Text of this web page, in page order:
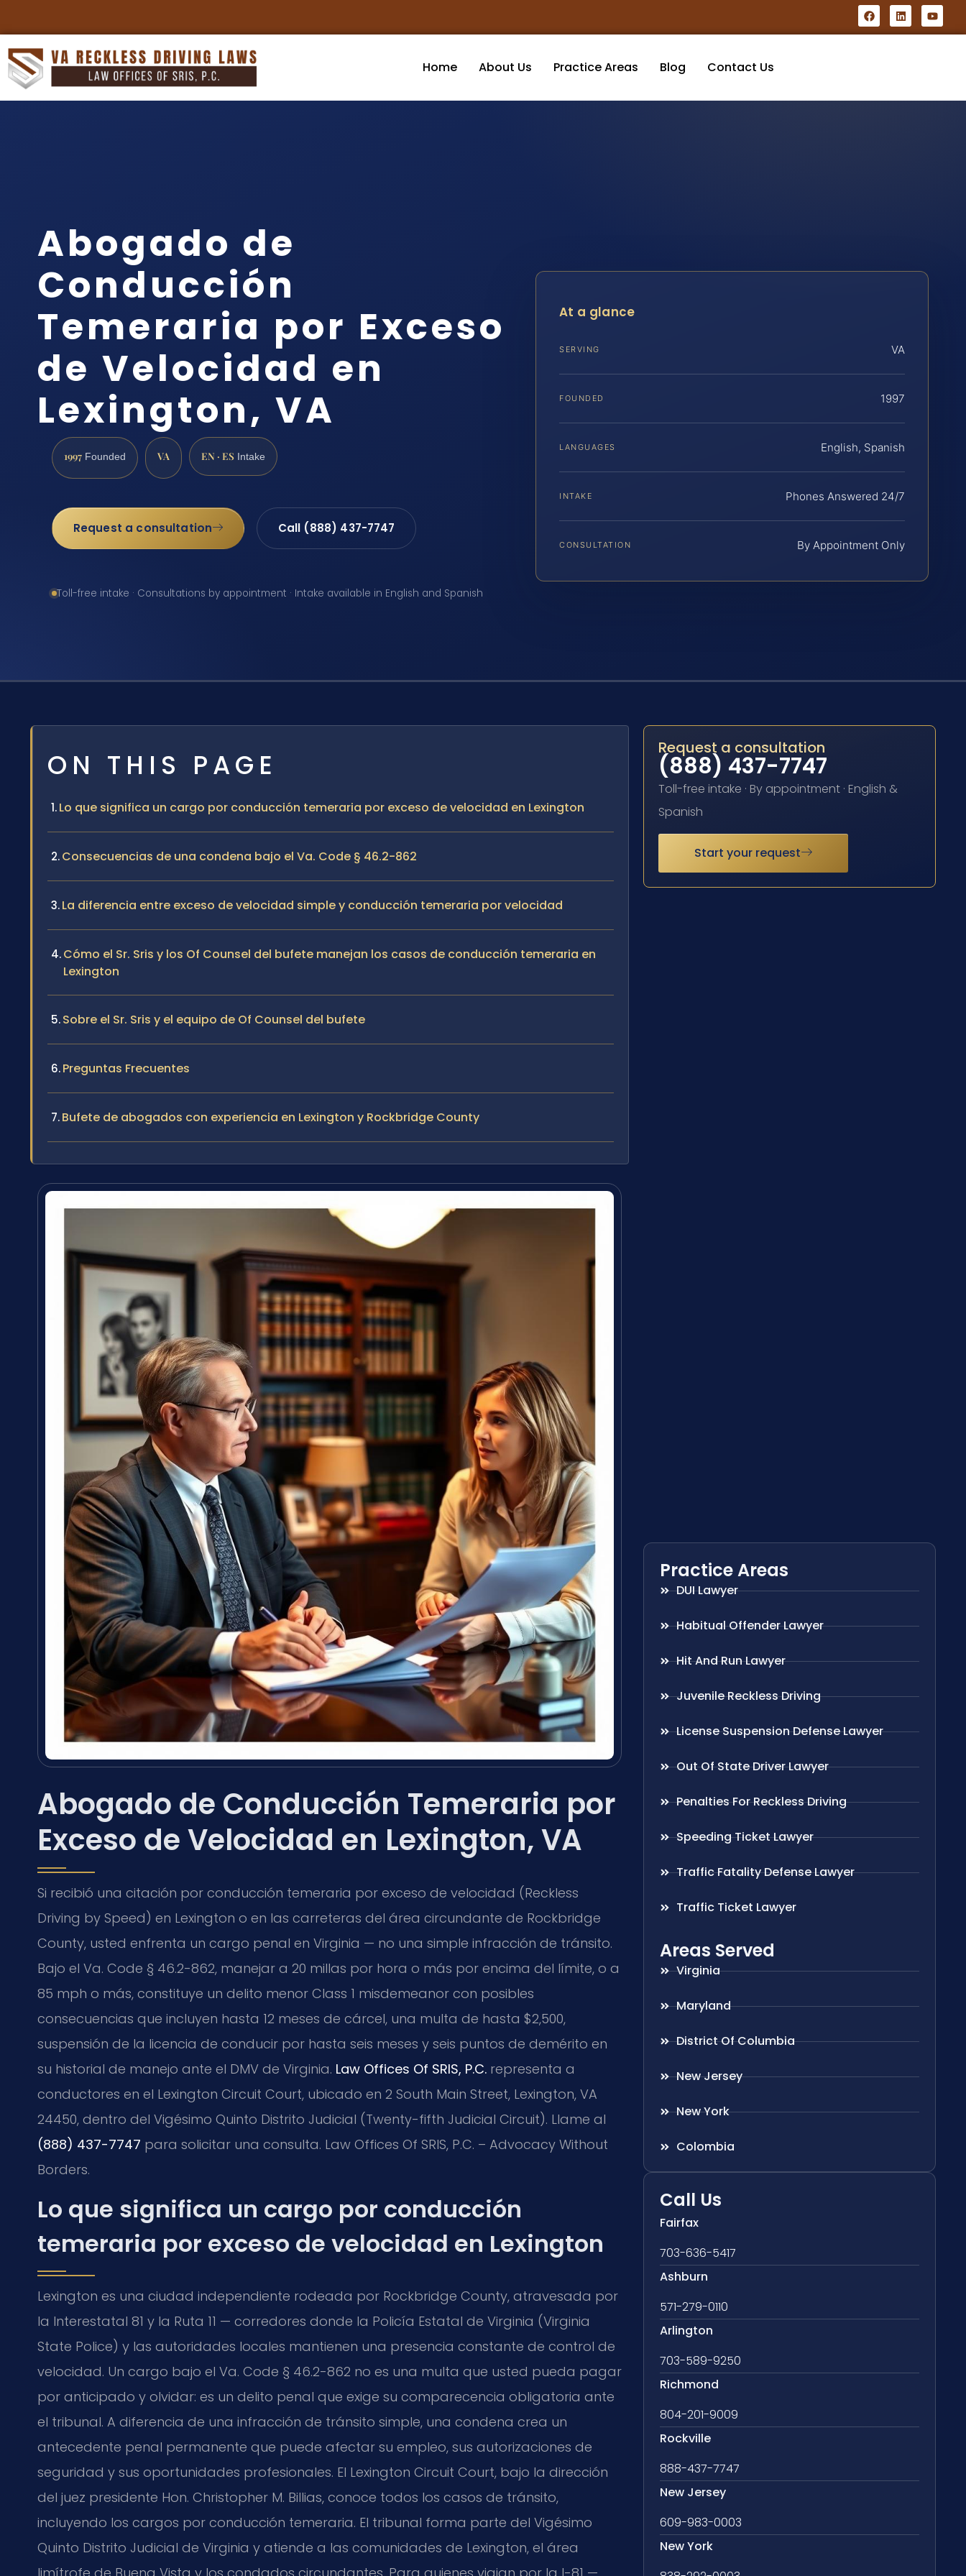
Home About Us Practice Areas Blog Contact Us
Abogado de
Conducción
Temeraria por Exceso
de Velocidad en
Lexington, VA
1997 Founded VA EN · ES Intake
Request a consultation Call (888) 437-7747
Toll-free intake · Consultations by appointment · Intake available in English and Spanish
At a glance
SERVING VA
FOUNDED 1997
LANGUAGES English, Spanish
INTAKE Phones Answered 24/7
CONSULTATION By Appointment Only
ON THIS PAGE
Lo que significa un cargo por conducción temeraria por exceso de velocidad en Lexington
Consecuencias de una condena bajo el Va. Code § 46.2-862
La diferencia entre exceso de velocidad simple y conducción temeraria por velocidad
Cómo el Sr. Sris y los Of Counsel del bufete manejan los casos de conducción temeraria en
Lexington
Sobre el Sr. Sris y el equipo de Of Counsel del bufete
Preguntas Frecuentes
Bufete de abogados con experiencia en Lexington y Rockbridge County
Abogado de Conducción Temeraria por
Exceso de Velocidad en Lexington, VA
Si recibió una citación por conducción temeraria por exceso de velocidad (Reckless
Driving by Speed) en Lexington o en las carreteras del área circundante de Rockbridge
County, usted enfrenta un cargo penal en Virginia — no una simple infracción de tránsito.
Bajo el Va. Code § 46.2-862, manejar a 20 millas por hora o más por encima del límite, o a
85 mph o más, constituye un delito menor Class 1 misdemeanor con posibles
consecuencias que incluyen hasta 12 meses de cárcel, una multa de hasta $2,500,
suspensión de la licencia de conducir por hasta seis meses y seis puntos de demérito en
su historial de manejo ante el DMV de Virginia. Law Offices Of SRIS, P.C. representa a
conductores en el Lexington Circuit Court, ubicado en 2 South Main Street, Lexington, VA
24450, dentro del Vigésimo Quinto Distrito Judicial (Twenty-fifth Judicial Circuit). Llame al
(888) 437-7747 para solicitar una consulta. Law Offices Of SRIS, P.C. – Advocacy Without
Borders.
Lo que significa un cargo por conducción
temeraria por exceso de velocidad en Lexington
Lexington es una ciudad independiente rodeada por Rockbridge County, atravesada por
la Interestatal 81 y la Ruta 11 — corredores donde la Policía Estatal de Virginia (Virginia
State Police) y las autoridades locales mantienen una presencia constante de control de
velocidad. Un cargo bajo el Va. Code § 46.2-862 no es una multa que usted pueda pagar
por anticipado y olvidar: es un delito penal que exige su comparecencia obligatoria ante
el tribunal. A diferencia de una infracción de tránsito simple, una condena crea un
antecedente penal permanente que puede afectar su empleo, sus autorizaciones de
seguridad y sus oportunidades profesionales. El Lexington Circuit Court, bajo la dirección
del juez presidente Hon. Christopher M. Billias, conoce todos los casos de tránsito,
incluyendo los cargos por conducción temeraria. El tribunal forma parte del Vigésimo
Quinto Distrito Judicial de Virginia y atiende a las comunidades de Lexington, el área
Request a consultation
(888) 437-7747
Toll-free intake · By appointment · English &
Spanish
Start your request
Practice Areas
DUI Lawyer
Habitual Offender Lawyer
Hit And Run Lawyer
Juvenile Reckless Driving
License Suspension Defense Lawyer
Out Of State Driver Lawyer
Penalties For Reckless Driving
Speeding Ticket Lawyer
Traffic Fatality Defense Lawyer
Traffic Ticket Lawyer
Areas Served
Virginia
Maryland
District Of Columbia
New Jersey
New York
Colombia
Call Us
Fairfax
703-636-5417
Ashburn
571-279-0110
Arlington
703-589-9250
Richmond
804-201-9009
Rockville
888-437-7747
New Jersey
609-983-0003
New York